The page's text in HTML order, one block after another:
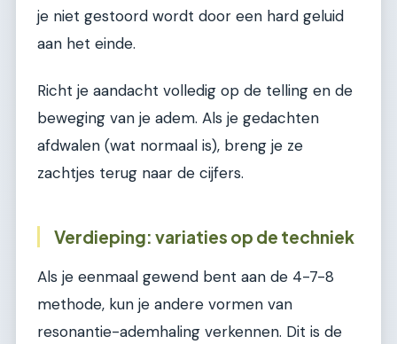
je niet gestoord wordt door een hard geluid
aan het einde.
Richt je aandacht volledig op de telling en de
beweging van je adem. Als je gedachten
afdwalen (wat normaal is), breng je ze
zachtjes terug naar de cijfers.
Verdieping: variaties op de techniek
Als je eenmaal gewend bent aan de 4-7-8
methode, kun je andere vormen van
resonantie-ademhaling verkennen. Dit is de